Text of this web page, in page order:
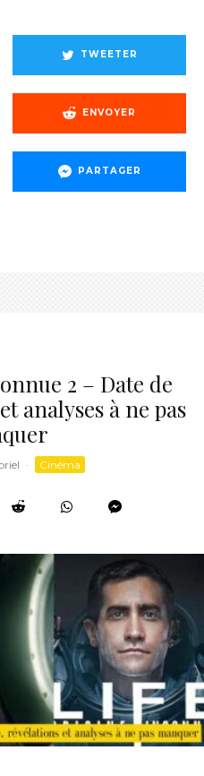
TWEETER
ENVOYER
PARTAGER
2 – Date de
analyses à ne pas
· Cinéma